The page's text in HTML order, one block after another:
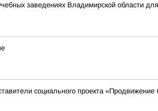
заведениях Владимирской области
социального проекта